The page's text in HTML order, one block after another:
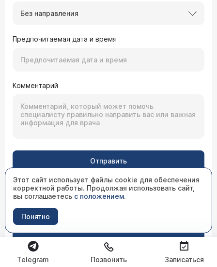
Без направления
Предпочитаемая дата и время
Комментарий
Отправить
Нажимая на кнопку “Отправить”, вы выражаете свое
согласие сусловиями обработки персональных данных
Запишитесь к интересующему вас
специалисту
Выбрать специалиста
Этот сайт использует файлы cookie для обеспечения
корректной работы. Продолжая использовать сайт,
вы соглашаетесь с положением.
Понятно
Telegram Позвонить Записаться